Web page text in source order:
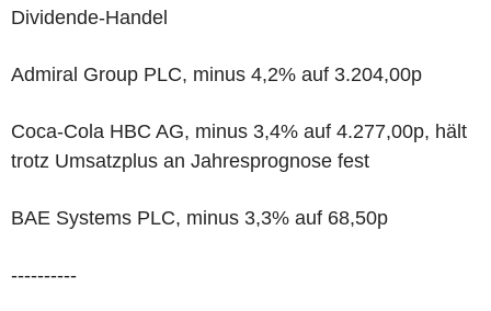
Dividende-Handel
Admiral Group PLC, minus 4,2% auf 3.204,00p
Coca-Cola HBC AG, minus 3,4% auf 4.277,00p, hält
trotz Umsatzplus an Jahresprognose fest
BAE Systems PLC, minus 3,3% auf 68,50p
----------